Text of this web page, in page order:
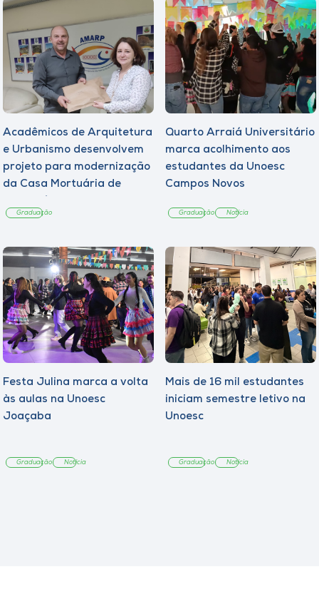
Acadêmicos de Arquitetura
e Urbanismo desenvolvem
projeto para modernização
da Casa Mortuária de
Graduação
Quarto Arraiá Universitário
marca acolhimento aos
estudantes da Unoesc
Campos Novos
Graduação Notícia
Festa Julina marca a volta
às aulas na Unoesc
Joaçaba
Graduação Notícia
Mais de 16 mil estudantes
iniciam semestre letivo na
Unoesc
Graduação Notícia